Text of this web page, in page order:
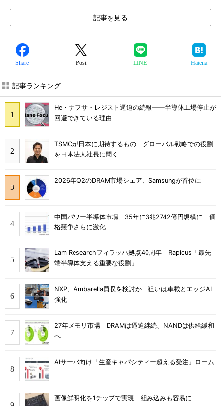
記事を見る
Share Post LINE Hatena
記事ランキング
He・ナフサ・レジスト逼迫の続報――半導体工場停止が
回避できている理由
TSMCが日本に期待するもの グローバル戦略での役割
を日本法人社長に聞く
2026年Q2のDRAM市場シェア、Samsungが首位に
中国パワー半導体市場、35年に3兆2742億円規模に 価
格競争さらに激化
Lam Researchフィラッハ拠点40周年 Rapidus「最先
端半導体支える重要な役割」
NXP、Ambarella買収を検討か 狙いは車載とエッジAI
強化
27年メモリ市場 DRAMは逼迫継続、NANDは供給緩和
へ
AIサーバ向け「生産キャパシティー超える受注」ローム
画像鮮明化を1チップで実現 組み込みも容易に